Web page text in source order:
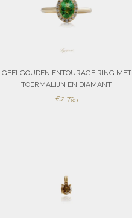
GEELGOUDEN ENTOURAGE RING MET
TOERMALIJN EN DIAMANT
SALE
€2,795